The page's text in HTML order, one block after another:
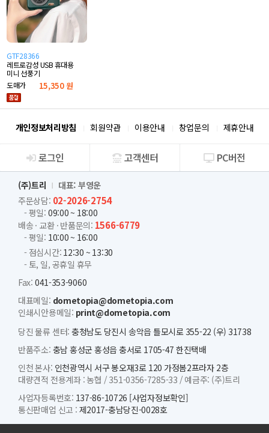
GTF28366
레트로감성 USB 휴대용
미니 선풍기
도매가
15,350 원
개인정보처리방침 회원약관 이용안내 창업문의 제휴안내
회사소개
로그인 고객센터 PC버전
(주)트리
대표: 부영운
주문상담: 02-2026-2754
- 평일: 09:00 ~ 18:00
배송 · 교환 · 반품문의: 1566-6779
- 평일: 10:00 ~ 16:00
- 점심시간: 12:30 ~ 13:30
- 토, 일, 공휴일 휴무
Fax: 041-353-9060
대표메일: dometopia@dometopia.com
인쇄시안용메일: print@dometopia.com
당진 물류 센터: 충청남도 당진시 송악읍 틀모시로 355-22 (우) 31738
반품주소: 충남 홍성군 홍성읍 충서로 1705-47 한진택배
인천 본사: 인천광역시 서구 봉오재3로 120 가정봄2프라자 2층
대량견적 전용계좌 :농협 / 351-0356-7285-33 / 예금주: (주)트리
사업자등록번호: 137-86-10726 [사업자정보확인]
통신판매업 신고 : 제2017-충남당진-0028호